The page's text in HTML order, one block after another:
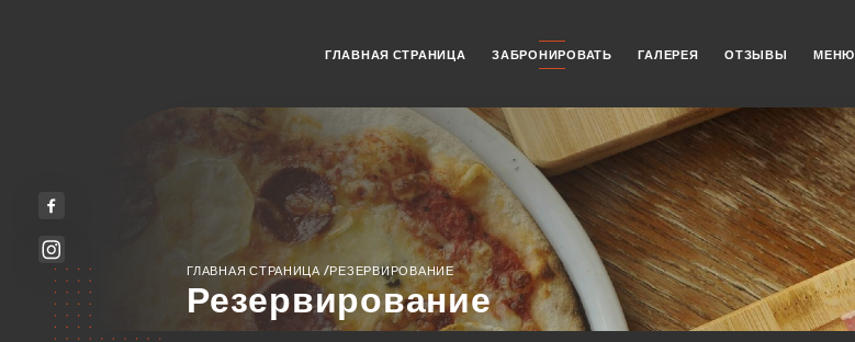
ГЛАВНАЯ СТРАНИЦА ЗАБРОНИРОВАТЬ ГАЛЕРЕЯ ОТЗЫВЫ МЕНЮ
ГЛАВНАЯ СТРАНИЦА /РЕЗЕРВИРОВАНИЕ
Резервирование